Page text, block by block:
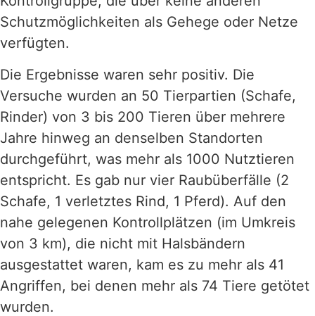
Schutzmöglichkeiten als Gehege oder Netze
verfügten.
Die Ergebnisse waren sehr positiv. Die
Versuche wurden an 50 Tierpartien (Schafe,
Rinder) von 3 bis 200 Tieren über mehrere
Jahre hinweg an denselben Standorten
durchgeführt, was mehr als 1000 Nutztieren
entspricht. Es gab nur vier Raubüberfälle (2
Schafe, 1 verletztes Rind, 1 Pferd). Auf den
nahe gelegenen Kontrollplätzen (im Umkreis
von 3 km), die nicht mit Halsbändern
ausgestattet waren, kam es zu mehr als 41
Angriffen, bei denen mehr als 74 Tiere getötet
wurden.